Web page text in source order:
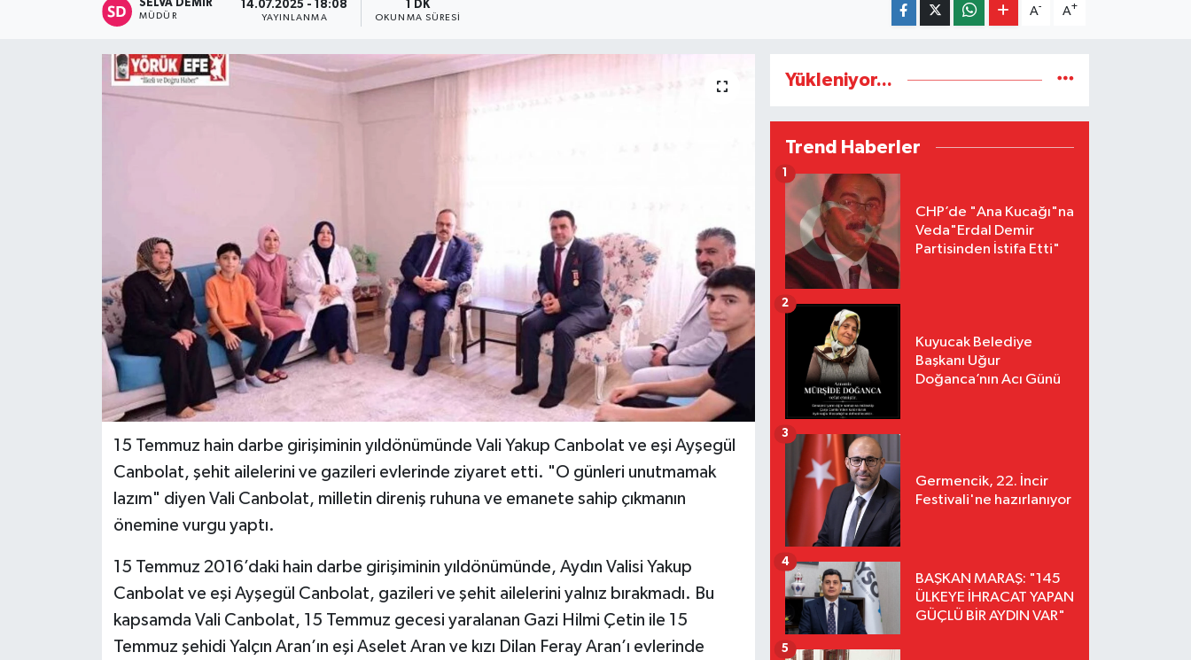
SELVA DEMIR
MÜDÜR
14.07.2025 - 18:08
YAYINLANMA
1 DK
OKUNMA SÜRESI
A- A+
15 Temmuz hain darbe girişiminin yıldönümünde Vali Yakup Canbolat ve eşi Ayşegül
Canbolat, şehit ailelerini ve gazileri evlerinde ziyaret etti. "O günleri unutmamak
lazım" diyen Vali Canbolat, milletin direniş ruhuna ve emanete sahip çıkmanın
önemine vurgu yaptı.
15 Temmuz 2016’daki hain darbe girişiminin yıldönümünde, Aydın Valisi Yakup
Canbolat ve eşi Ayşegül Canbolat, gazileri ve şehit ailelerini yalnız bırakmadı. Bu
kapsamda Vali Canbolat, 15 Temmuz gecesi yaralanan Gazi Hilmi Çetin ile 15
Temmuz şehidi Yalçın Aran’ın eşi Aselet Aran ve kızı Dilan Feray Aran’ı evlerinde
Yükleniyor...
Trend Haberler
CHP’de "Ana Kucağı"na
Veda"Erdal Demir
Partisinden İstifa Etti"
1
Kuyucak Belediye
Başkanı Uğur
Doğanca’nın Acı Günü
2
Germencik, 22. İncir
Festivali'ne hazırlanıyor
3
BAŞKAN MARAŞ: "145
ÜLKEYE İHRACAT YAPAN
GÜÇLÜ BİR AYDIN VAR"
4
5